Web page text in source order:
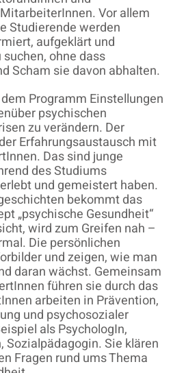
Vor allem
Studierende werden
aufgeklärt und
ohne dass
Scham sie davon abhalten.
Programm Einstellungen
psychischen
zu verändern. Der
Erfahrungsaustausch mit
Das sind junge
des Studiums
und gemeistert haben.
bekommt das
„psychische Gesundheit“
wird zum Greifen nah –
Die persönlichen
und zeigen, wie man
daran wächst. Gemeinsam
führen sie durch das
arbeiten in Prävention,
und psychosozialer
als PsychologIn,
Sozialpädagogin. Sie klären
Fragen rund ums Thema